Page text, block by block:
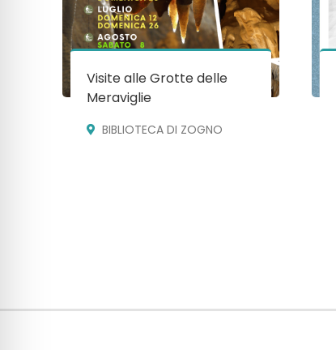
Visite alle Grotte delle
Meraviglie
BIBLIOTECA DI ZOGNO